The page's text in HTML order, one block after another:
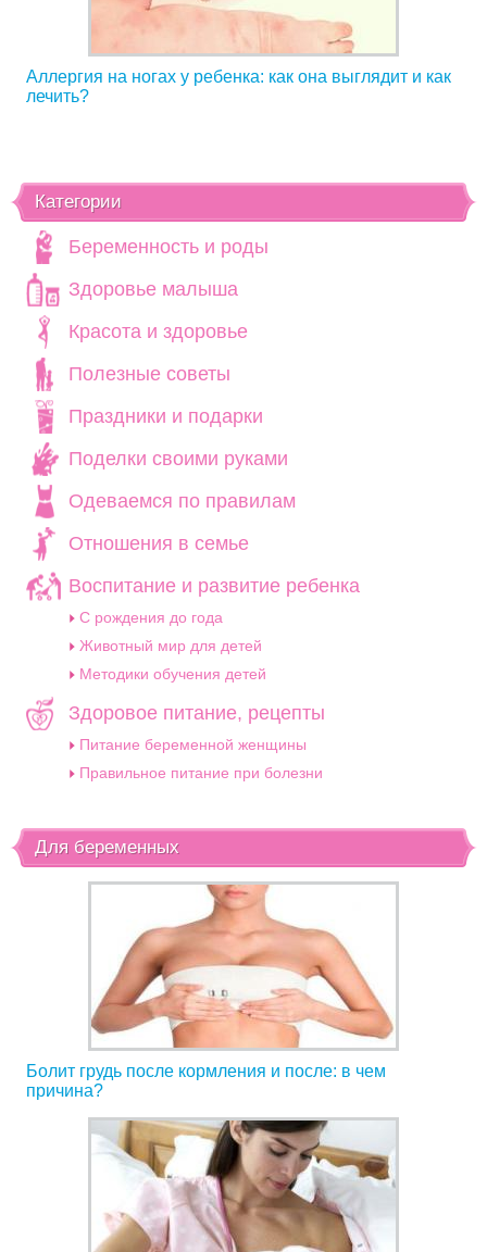
Аллергия на ногах у ребенка: как она выглядит и как
лечить?
Категории
Беременность и роды
Здоровье малыша
Красота и здоровье
Полезные советы
Праздники и подарки
Поделки своими руками
Одеваемся по правилам
Отношения в семье
Воспитание и развитие ребенка
C рождения до года
Животный мир для детей
Методики обучения детей
Здоровое питание, рецепты
Питание беременной женщины
Правильное питание при болезни
Для беременных
Болит грудь после кормления и после: в чем
причина?